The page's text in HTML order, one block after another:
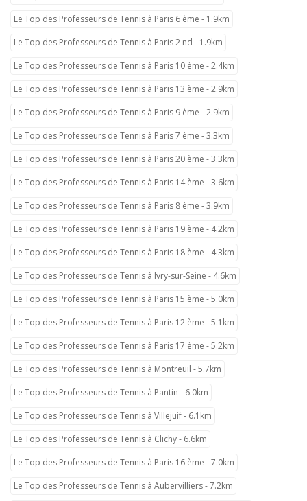
Le Top des Professeurs de Tennis à Paris 6 ème - 1.9km
Le Top des Professeurs de Tennis à Paris 2 nd - 1.9km
Le Top des Professeurs de Tennis à Paris 10 ème - 2.4km
Le Top des Professeurs de Tennis à Paris 13 ème - 2.9km
Le Top des Professeurs de Tennis à Paris 9 ème - 2.9km
Le Top des Professeurs de Tennis à Paris 7 ème - 3.3km
Le Top des Professeurs de Tennis à Paris 20 ème - 3.3km
Le Top des Professeurs de Tennis à Paris 14 ème - 3.6km
Le Top des Professeurs de Tennis à Paris 8 ème - 3.9km
Le Top des Professeurs de Tennis à Paris 19 ème - 4.2km
Le Top des Professeurs de Tennis à Paris 18 ème - 4.3km
Le Top des Professeurs de Tennis à Ivry-sur-Seine - 4.6km
Le Top des Professeurs de Tennis à Paris 15 ème - 5.0km
Le Top des Professeurs de Tennis à Paris 12 ème - 5.1km
Le Top des Professeurs de Tennis à Paris 17 ème - 5.2km
Le Top des Professeurs de Tennis à Montreuil - 5.7km
Le Top des Professeurs de Tennis à Pantin - 6.0km
Le Top des Professeurs de Tennis à Villejuif - 6.1km
Le Top des Professeurs de Tennis à Clichy - 6.6km
Le Top des Professeurs de Tennis à Paris 16 ème - 7.0km
Le Top des Professeurs de Tennis à Aubervilliers - 7.2km